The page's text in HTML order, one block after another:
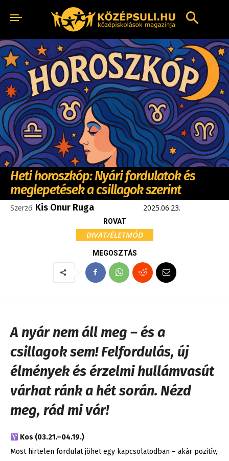
Heti horoszkóp: Nyári fordulatok és
meglepetések a csillagok szerint
Szerző: Kis Onur Ruga 2025.06.23.
ROVAT
DIVAT/ÉLETMÓD
MEGOSZTÁS
A nyár nem áll meg – és a
csillagok sem! Felfordulás, új
élmények és érzelmi hullámvasút
várhat ránk a hét során. Nézd
meg, rád mi vár!
Kos (03.21.–04.19.)
Most hirtelen fordulat jöhet egy kapcsolatodban – akár pozitív,